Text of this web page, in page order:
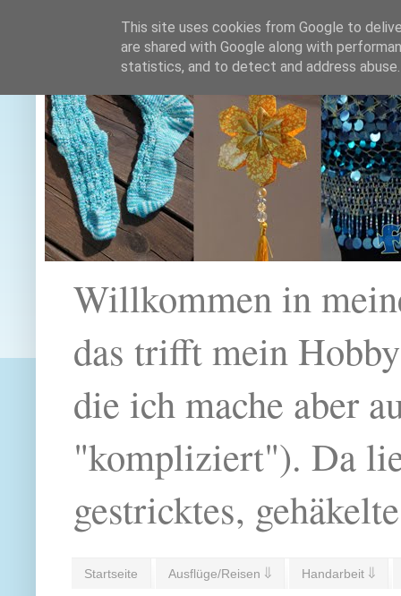
Willkommen in
das trifft mein
die ich mache aber
"kompliziert"). Da
gestricktes,
Startseite Ausflüge/Reisen ⇓ Handarbeit ⇓
This site uses cookies from Google to
are shared with Google along with
statistics, and to detect and address abuse.